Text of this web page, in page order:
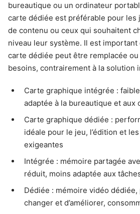
bureautique ou un ordinateur
carte dédiée est préférable pour les
de contenu ou ceux qui souhaitent
niveau leur système. Il est
carte dédiée peut être remplacée
besoins, contrairement à la solution
Carte graphique intégrée :
adaptée à la bureautique et
Carte graphique dédiée :
idéale pour le jeu, l’édition et
exigeantes
Intégrée : mémoire partagée
réduit, moins adaptée aux
Dédiée : mémoire vidéo
changer et d’améliorer,